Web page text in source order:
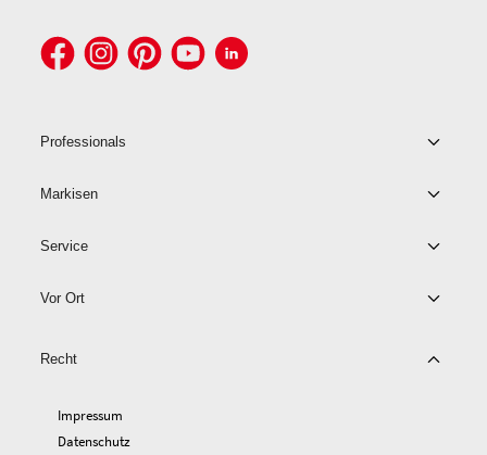
Professionals
Markisen
Service
Vor Ort
Recht
Impressum
Datenschutz